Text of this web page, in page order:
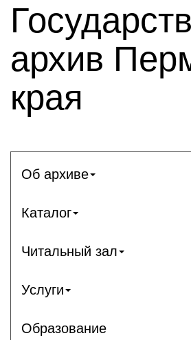
архив
края
Об архиве
Каталог
Читальный зал
Услуги
Образование